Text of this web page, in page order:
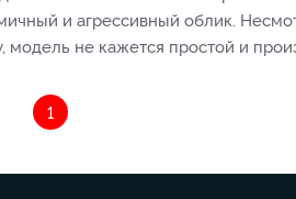
и агрессивный облик.
не кажется простой и
1